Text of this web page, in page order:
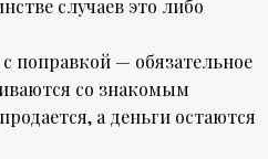
случаев это либо
поправкой — обязательное
со знакомым
а деньги остаются